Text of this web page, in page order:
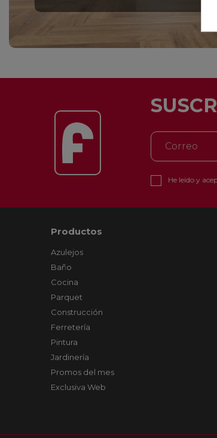
He leído y
Productos
Azulejos
Baño
Cocina
Parquet
Construcción
Ferretería
Pintura
Jardinería
Promos del mes
Exclusiva Web